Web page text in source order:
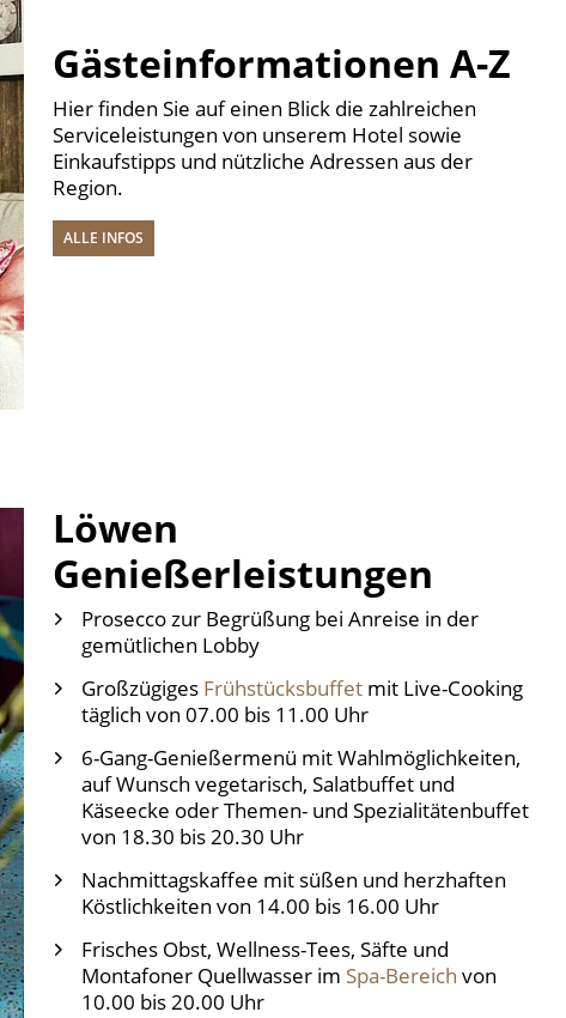
Gästeinformationen A-Z
Hier finden Sie auf einen Blick die zahlreichen
Serviceleistungen von unserem Hotel sowie
Einkaufstipps und nützliche Adressen aus der
Region.
ALLE INFOS
Löwen
Genießerleistungen
Prosecco zur Begrüßung bei Anreise in der
gemütlichen Lobby
Großzügiges Frühstücksbuffetmit Live-Cooking
täglich von 07.00 bis 11.00 Uhr
6-Gang-Genießermenü mit Wahlmöglichkeiten,
auf Wunsch vegetarisch, Salatbuffet und
Käseecke oder Themen- und Spezialitätenbuffet
von 18.30 bis 20.30 Uhr
Nachmittagskaffee mit süßen und herzhaften
Köstlichkeiten von 14.00 bis 16.00 Uhr
Frisches Obst, Wellness-Tees, Säfte und
Montafoner Quellwasser im Spa-Bereich von
10.00 bis 20.00 Uhr